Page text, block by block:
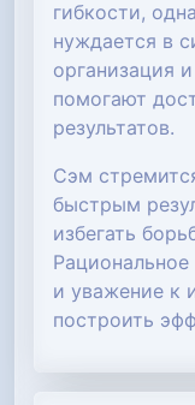
гибкости,
нуждается в
организация
помогают
результатов.
Сэм
быстрым
избегать
и уважение к
построить